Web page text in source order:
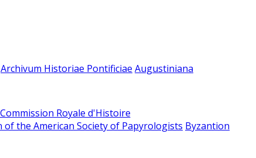
Archivum Historiae Pontificiae Augustiniana
Royale d'Histoire
of the American Society of Papyrologists Byzantion